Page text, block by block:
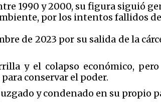
1990 y 2000, su figura siguió
por los intentos fallidos
de 2023 por su salida de la
y el colapso económico,
conservar el poder.
y condenado en su propio